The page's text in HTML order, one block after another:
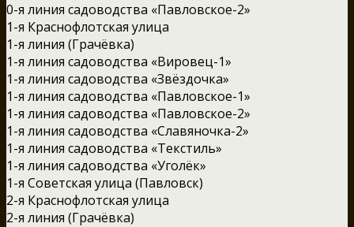
0-я линия садоводства «Павловское-2»
1-я Краснофлотская улица
1-я линия (Грачёвка)
1-я линия садоводства «Вировец-1»
1-я линия садоводства «Звёздочка»
1-я линия садоводства «Павловское-1»
1-я линия садоводства «Павловское-2»
1-я линия садоводства «Славяночка-2»
1-я линия садоводства «Текстиль»
1-я линия садоводства «Уголёк»
1-я Советская улица (Павловск)
2-я Краснофлотская улица
2-я линия (Грачёвка)